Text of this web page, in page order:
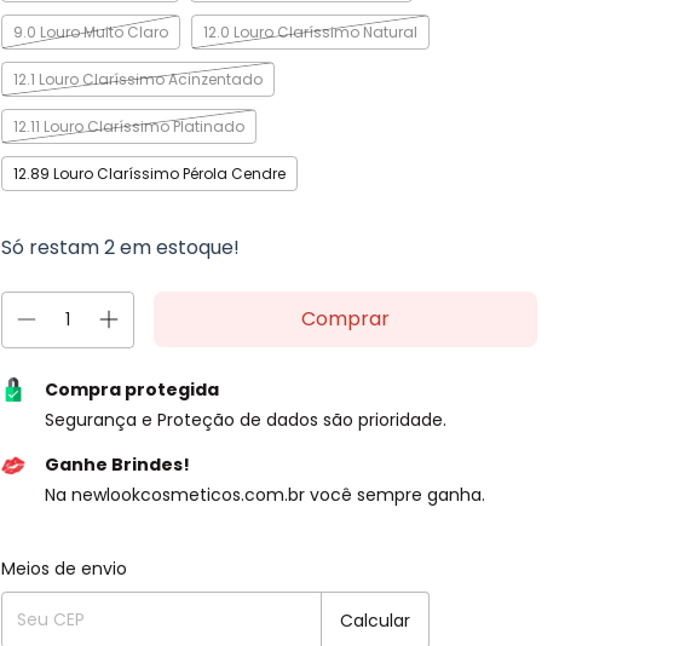
9.0 Louro Muito Claro 12.0 Louro Claríssimo Natural
12.1 Louro Claríssimo Acinzentado
12.11 Louro Claríssimo Platinado
12.89 Louro Claríssimo Pérola Cendre
Só restam2em estoque!
Compra protegida
Segurança e Proteção de dados são prioridade.
Ganhe Brindes!
Na newlookcosmeticos.com.br você sempre ganha.
Entregas para o CEP:
Meios de envio
Calcular